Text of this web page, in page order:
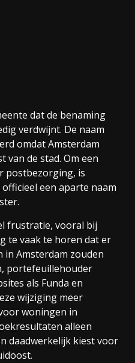
dat de benaming
verdwijnt. De naam
omdat Amsterdam
van de stad. Om een
postbezorging, is
een aparte naam
frustratie, vooral bij
te vaak te horen dat er
Amsterdam zouden
portefeuillehouder
als Funda en
wijziging meer
woningen in
alleen
daadwerkelijk kiest voor